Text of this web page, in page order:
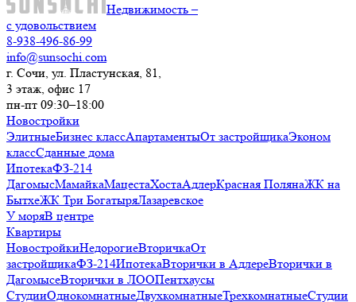
Недвижимость –
с удовольствием
8-938-496-86-99
info@sunsochi.com
г. Сочи, ул. Пластунская, 81,
3 этаж, офис 17
пн-пт 09:30–18:00
Новостройки
ЭлитныеБизнес классАпартаментыОт застройщикаЭконом
классСданные дома
ИпотекаФЗ-214
ДагомысМамайкаМацестаХостаАдлерКрасная ПолянаЖК на
БытхеЖК Три БогатыряЛазаревское
У моряВ центре
Квартиры
НовостройкиНедорогиеВторичкаОт
застройщикаФЗ-214ИпотекаВторички в АдлереВторички в
ДагомысеВторички в ЛООПентхаусы
СтудииОднокомнатныеДвухкомнатныеТрехкомнатныеСтудии